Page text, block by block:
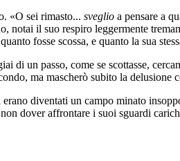
«O sei rimasto... sveglio a pensare a
notai il suo respiro leggermente
fosse scossa, e quanto la sua
un passo, come se scottasse,
ma mascherò subito la
diventati un campo minato
dover affrontare i suoi sguardi